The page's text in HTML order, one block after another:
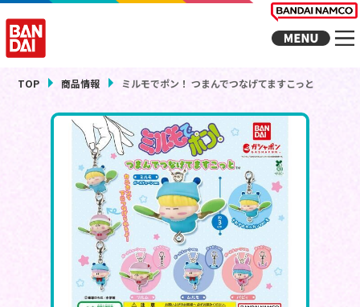
TOP 商品情報 ミルモでポン！ つまんでつなげてますこっと